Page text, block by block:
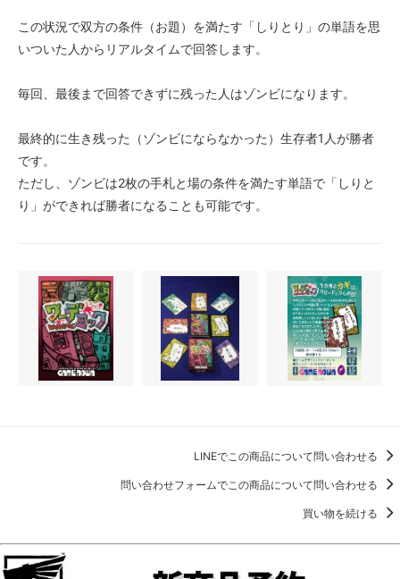
この状況で双方の条件（お題）を満たす「しりとり」の単語を思
いついた人からリアルタイムで回答します。
毎回、最後まで回答できずに残った人はゾンビになります。
最終的に生き残った（ゾンビにならなかった）生存者1人が勝者
です。
ただし、ゾンビは2枚の手札と場の条件を満たす単語で「しりと
り」ができれば勝者になることも可能です。
LINEでこの商品について問い合わせる
問い合わせフォームでこの商品について問い合わせる
買い物を続ける